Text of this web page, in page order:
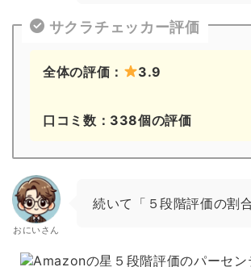
サクラチェッカー評価
全体の評価： 3.9
口コミ数：338個の評価
おにいさん
続いて「５段階評価の割